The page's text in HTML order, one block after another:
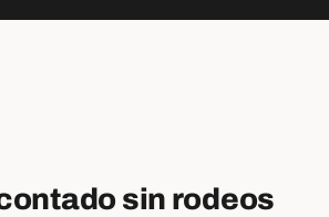
sin rodeos